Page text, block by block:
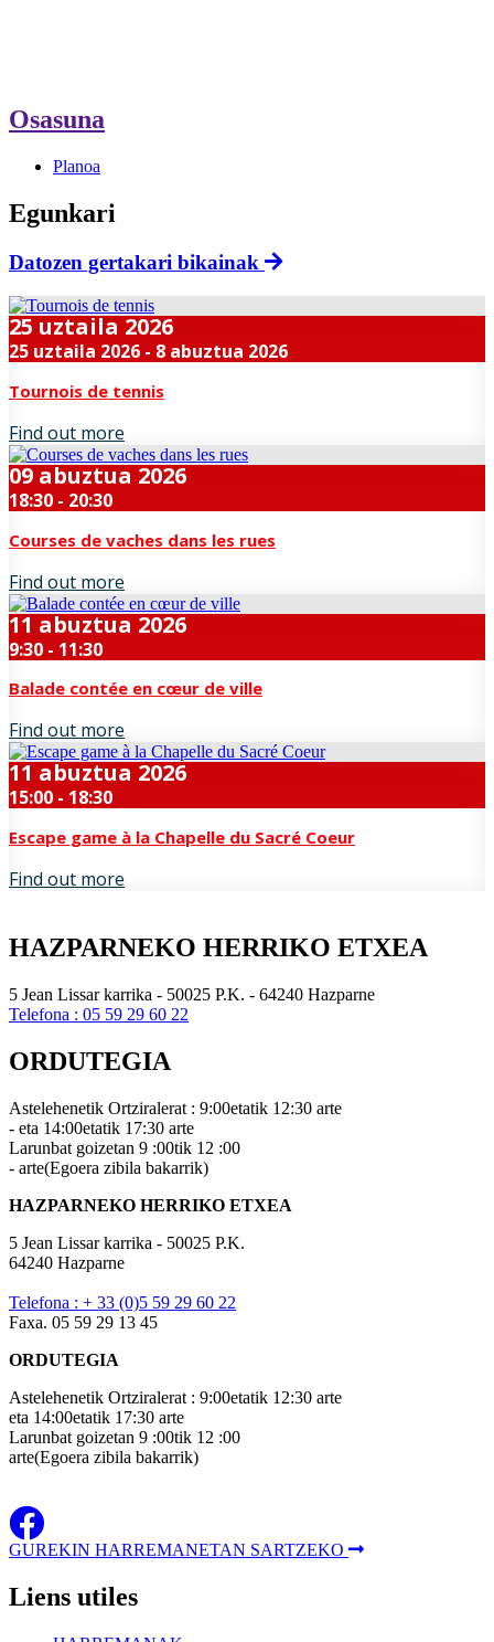
Osasuna
Planoa
Egunkari
Datozen gertakari bikainak
25uztaila2026
25 uztaila 2026 - 8 abuztua 2026
Tournois de tennis
Find out more
09abuztua2026
18:30 - 20:30
Courses de vaches dans les rues
Find out more
11abuztua2026
9:30 - 11:30
Balade contée en cœur de ville
Find out more
11 abuztua 2026
15:00 - 18:30
Escape game à la Chapelle du Sacré Coeur
Find out more
HAZPARNEKO HERRIKO ETXEA
5 Jean Lissar karrika - 50025 P.K. - 64240 Hazparne
Telefona : 05 59 29 60 22
ORDUTEGIA
Astelehenetik Ortziralerat : 9:00etatik 12:30 arte
- eta 14:00etatik 17:30 arte
Larunbat goizetan 9 :00tik 12 :00
- arte(Egoera zibila bakarrik)
HAZPARNEKO HERRIKO ETXEA
5 Jean Lissar karrika - 50025 P.K.
64240 Hazparne
Telefona : + 33 (0)5 59 29 60 22
Faxa. 05 59 29 13 45
ORDUTEGIA
Astelehenetik Ortziralerat : 9:00etatik 12:30 arte
eta 14:00etatik 17:30 arte
Larunbat goizetan 9 :00tik 12 :00
arte(Egoera zibila bakarrik)
GUREKIN HARREMANETAN SARTZEKO
Liens utiles